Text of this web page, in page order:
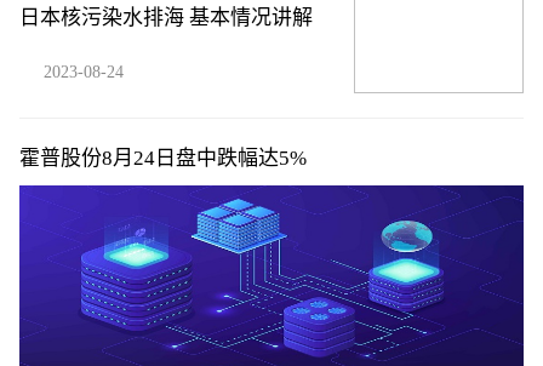
日本核污染水排海 基本情况讲解
2023-08-24
霍普股份8月24日盘中跌幅达5%